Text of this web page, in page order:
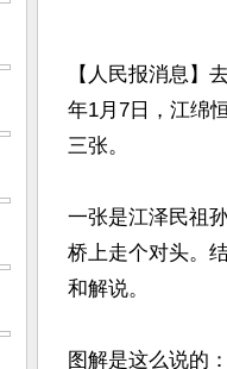
【人民报消息】
年1月7日，江绵
三张。
一张是江泽民祖
桥上走个对头。
和解说。
图解是这么说的